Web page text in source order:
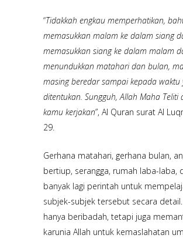
“Tidakkah engkau memperhatikan,
memasukkan malam ke dalam siang
memasukkan siang ke dalam malam
menundukkan matahari dan bulan,
masing beredar sampai kepada waktu
ditentukan. Sungguh, Allah Maha Teliti
kamu kerjakan”, Al Quran surat Al
29.
Gerhana matahari, gerhana bulan,
bertiup, serangga, rumah laba-laba,
banyak lagi perintah untuk
subjek-subjek tersebut secara
hanya beribadah, tetapi juga
karunia Allah untuk kemaslahatan